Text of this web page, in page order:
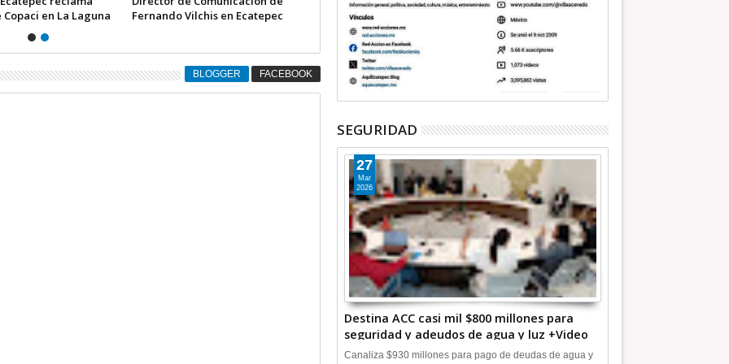
en La Laguna
Fernando Vilchis en Ecatepec
BLOGGER FACEBOOK
SEGURIDAD
Destina ACC casi mil $800 millones para
seguridad y adeudos de agua y luz +Video
27
Mar
2026
Canaliza $930 millones para pago de deudas de agua y